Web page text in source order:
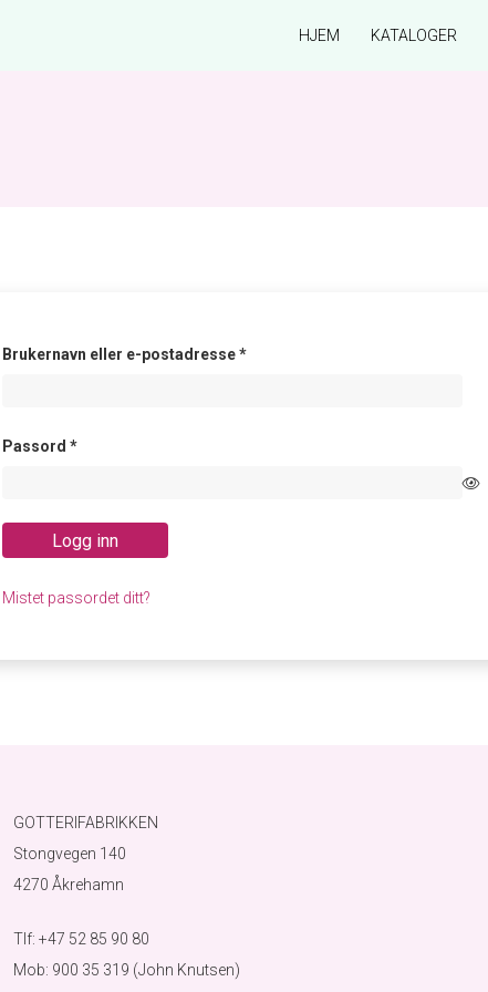
HJEM KATALOGER
Brukernavn eller e-postadresse*Påkrevd
Passord *Påkrevd
Logg inn
Mistet passordet ditt?
GOTTERIFABRIKKEN
Stongvegen 140
4270 Åkrehamn
Tlf: +47 52 85 90 80
Mob: 900 35 319 (John Knutsen)